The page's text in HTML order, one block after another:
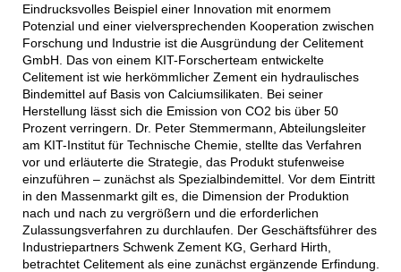
Eindrucksvolles Beispiel einer Innovation mit enormem
Potenzial und einer vielversprechenden Kooperation zwischen
Forschung und Industrie ist die Ausgründung der Celitement
GmbH. Das von einem KIT-Forscherteam entwickelte
Celitement ist wie herkömmlicher Zement ein hydraulisches
Bindemittel auf Basis von Calciumsilikaten. Bei seiner
Herstellung lässt sich die Emission von CO2 bis über 50
Prozent verringern. Dr. Peter Stemmermann, Abteilungsleiter
am KIT-Institut für Technische Chemie, stellte das Verfahren
vor und erläuterte die Strategie, das Produkt stufenweise
einzuführen – zunächst als Spezialbindemittel. Vor dem Eintritt
in den Massenmarkt gilt es, die Dimension der Produktion
nach und nach zu vergrößern und die erforderlichen
Zulassungsverfahren zu durchlaufen. Der Geschäftsführer des
Industriepartners Schwenk Zement KG, Gerhard Hirth,
betrachtet Celitement als eine zunächst ergänzende Erfindung.